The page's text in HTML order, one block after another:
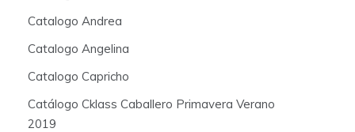
Catalogo Andrea
Catalogo Angelina
Catalogo Capricho
Catálogo Cklass Caballero Primavera Verano
2019